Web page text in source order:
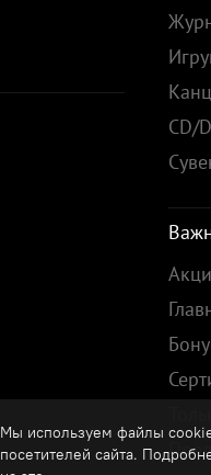
Мы используем файлы cookie
посетителей сайта.
CD/